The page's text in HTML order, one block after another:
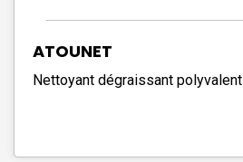
ATOUNET
Nettoyant dégraissant polyvalent